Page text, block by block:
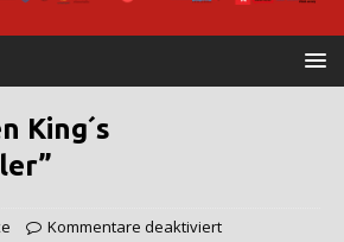
King´s
Kommentare deaktiviert